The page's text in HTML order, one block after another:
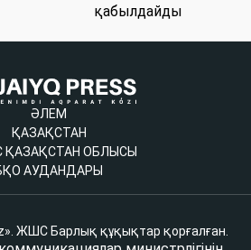
қабылдайды
ӘЛЕМ
ҚАЗАҚСТАН
ҚАЗАҚСТАН ОБЛЫСЫ
АУДАНДАРЫ
ЖШС Барлық құқықтар қорғалған.